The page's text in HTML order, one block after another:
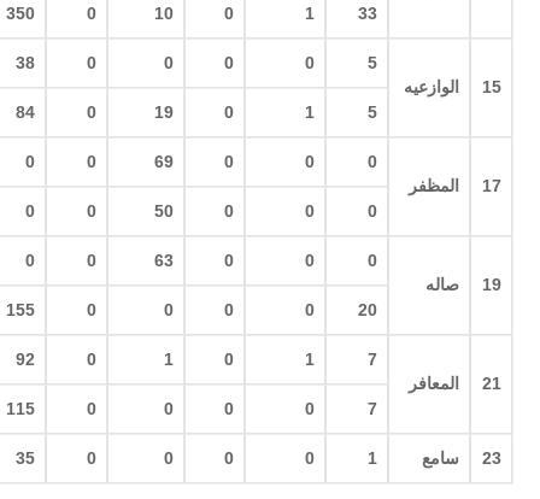
33
1
0
10
0
350
15 الوازعيه
5
0
0
0
0
38
5
1
0
19
0
84
17 المظفر
0
0
0
69
0
0
0
0
0
50
0
0
19 صاله
0
0
0
63
0
0
20
0
0
0
0
155
21 المعافر
7
1
0
1
0
92
7
0
0
0
0
115
23 سامع 1
0
0
0
0
35